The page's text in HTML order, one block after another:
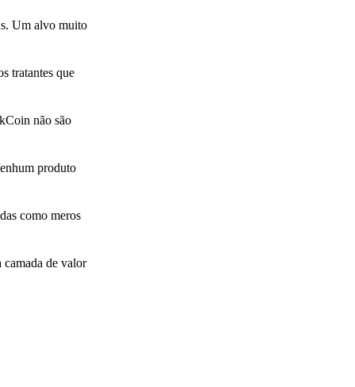
Um alvo muito
tratantes que
não são
produto
como meros
de valor